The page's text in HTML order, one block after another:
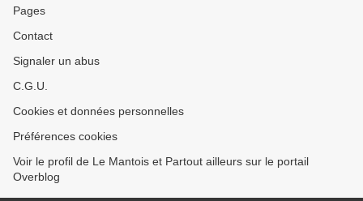
Pages
Contact
Signaler un abus
C.G.U.
Cookies et données personnelles
Préférences cookies
Voir le profil de Le Mantois et Partout ailleurs sur le portail
Overblog